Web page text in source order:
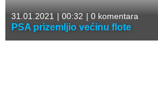
31.01.2021 | 00:32 | 0 komentara
PSA prizemljio većinu flote